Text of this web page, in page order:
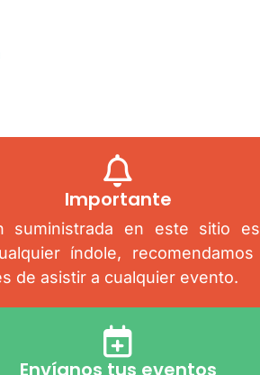
Importante
suministrada en este sitio
índole,
de asistir a cualquier evento.
Envíanos tus eventos